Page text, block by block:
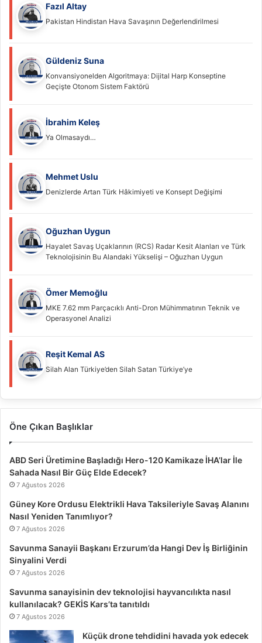
Fazıl Altay
Pakistan Hindistan Hava Savaşının Değerlendirilmesi
Güldeniz Suna
Konvansiyonelden Algoritmaya: Dijital Harp Konseptine
Geçişte Otonom Sistem Faktörü
İbrahim Keleş
Ya Olmasaydı…
Mehmet Uslu
Denizlerde Artan Türk Hâkimiyeti ve Konsept Değişimi
Oğuzhan Uygun
Hayalet Savaş Uçaklarının (RCS) Radar Kesit Alanları ve Türk
Teknolojisinin Bu Alandaki Yükselişi – Oğuzhan Uygun
Ömer Memoğlu
MKE 7.62 mm Parçacıklı Anti-Dron Mühimmatının Teknik ve
Operasyonel Analizi
Reşit Kemal AS
Silah Alan Türkiye’den Silah Satan Türkiye’ye
Öne Çıkan Başlıklar
ABD Seri Üretimine Başladığı Hero-120 Kamikaze İHA’lar İle
Sahada Nasıl Bir Güç Elde Edecek?
7 Ağustos 2026
Güney Kore Ordusu Elektrikli Hava Taksileriyle Savaş Alanını
Nasıl Yeniden Tanımlıyor?
7 Ağustos 2026
Savunma Sanayii Başkanı Erzurum’da Hangi Dev İş Birliğinin
Sinyalini Verdi
7 Ağustos 2026
Savunma sanayisinin dev teknolojisi hayvancılıkta nasıl
kullanılacak? GEKİS Kars’ta tanıtıldı
7 Ağustos 2026
Küçük drone tehdidini havada yok edecek